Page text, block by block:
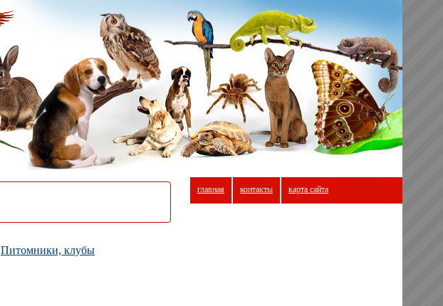
главная контакты карта сайта
Питомники, клубы